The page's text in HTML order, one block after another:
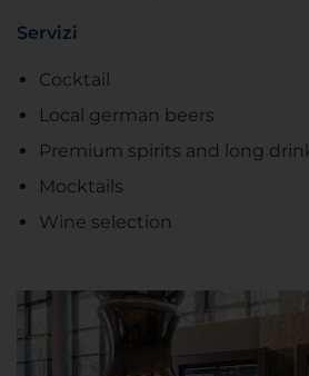
Servizi
Cocktail
Local german beers
Premium spirits and long
Mocktails
Wine selection